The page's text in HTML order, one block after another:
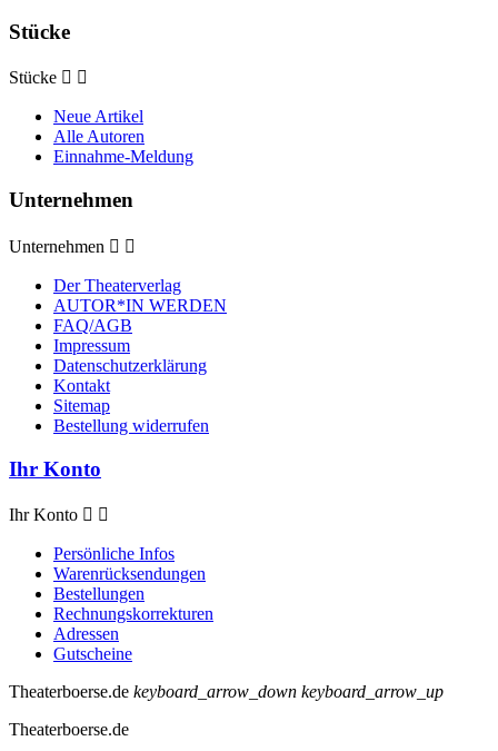
Stücke
Stücke  
Neue Artikel
Alle Autoren
Einnahme-Meldung
Unternehmen
Unternehmen  
Der Theaterverlag
AUTOR*IN WERDEN
FAQ/AGB
Impressum
Datenschutzerklärung
Kontakt
Sitemap
Bestellung widerrufen
Ihr Konto
Ihr Konto  
Persönliche Infos
Warenrücksendungen
Bestellungen
Rechnungskorrekturen
Adressen
Gutscheine
Theaterboerse.de keyboard_arrow_down keyboard_arrow_up
Theaterboerse.de